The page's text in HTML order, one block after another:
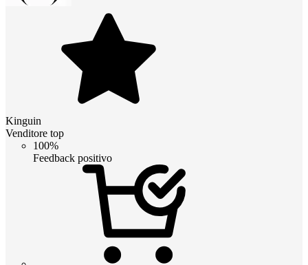
Kinguin
Venditore top
100%
Feedback positivo